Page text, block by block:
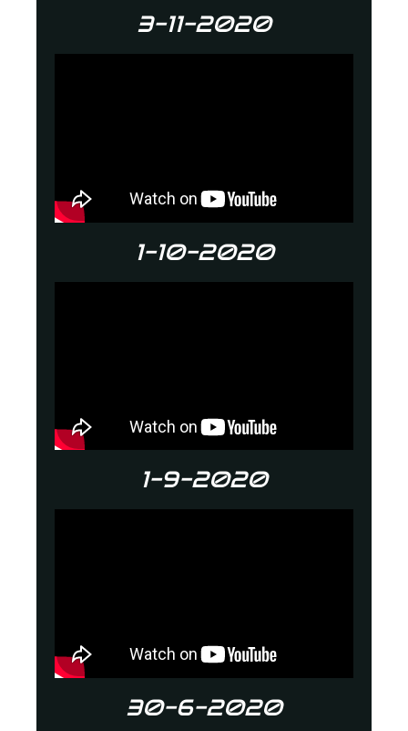
3-11-2020
1-10-2020
1-9-2020
30-6-2020